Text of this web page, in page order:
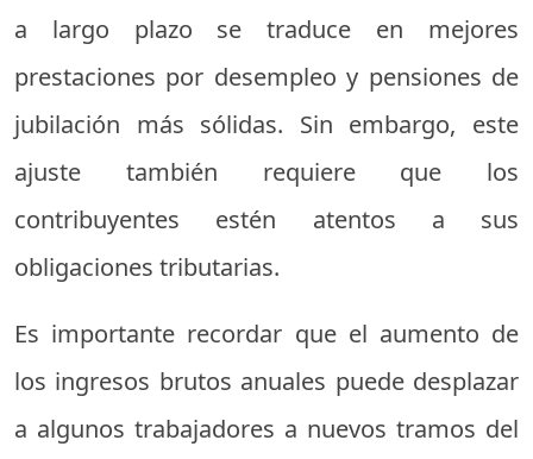
a largo plazo se traduce en mejores
prestaciones por desempleo y pensiones de
jubilación más sólidas. Sin embargo, este
ajuste también requiere que los
contribuyentes estén atentos a sus
obligaciones tributarias.
Es importante recordar que el aumento de
los ingresos brutos anuales puede desplazar
a algunos trabajadores a nuevos tramos del